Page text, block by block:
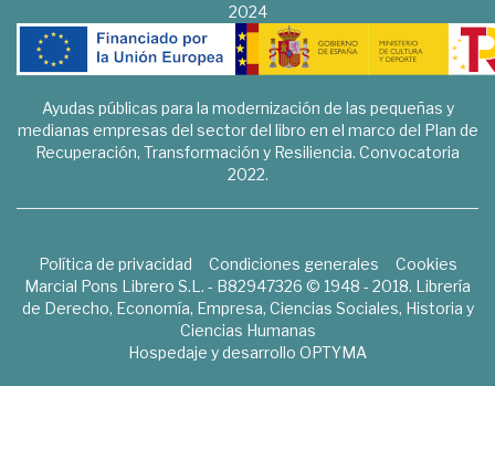
2024
Ayudas públicas para la modernización de las pequeñas y
medianas empresas del sector del libro en el marco del Plan de
Recuperación, Transformación y Resiliencia. Convocatoria
2022.
Política de privacidad Condiciones generales
Cookies
Marcial Pons Librero S.L. - B82947326 © 1948 - 2018. Librería
de Derecho, Economía, Empresa, Ciencias Sociales, Historia y
Ciencias Humanas
Hospedaje y desarrollo OPTYMA